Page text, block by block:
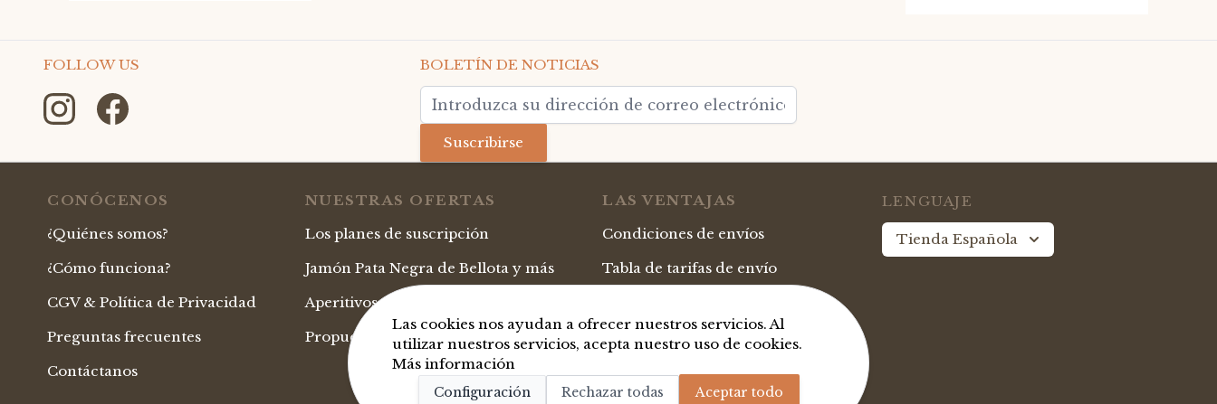
FOLLOW US
BOLETÍN DE NOTICIAS
Dirección de email
Suscribirse
CONÓCENOS
¿Quiénes somos?
¿Cómo funciona?
CGV & Política de Privacidad
Preguntas frecuentes
Contáctanos
NUESTRAS OFERTAS
Los planes de suscripción
Jamón Pata Negra de Bellota y más
Aperitivos Gourmet
Propuestas originales
LAS VENTAJAS
Condiciones de envíos
Tabla de tarifas de envío
Cheques-regalo personalizable
Regalos empresa & lotes Navidad
LENGUAJE
Tienda Española
Las cookies nos ayudan a ofrecer nuestros servicios. Al
utilizar nuestros servicios, acepta nuestro uso de cookies.
Más información
Configuración Rechazar todas Aceptar todo